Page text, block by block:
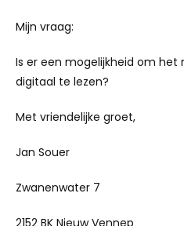
Mijn vraag:
Is er een mogelijkheid om
digitaal te lezen?
Met vriendelijke groet,
Jan Souer
Zwanenwater 7
2152 BK Nieuw Vennep